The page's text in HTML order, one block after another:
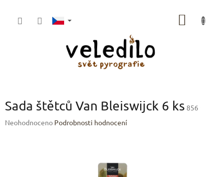
Sada štětců Van Bleiswijck 6 ks 856
Průměrné
Neohodnoceno Podrobnosti hodnocení